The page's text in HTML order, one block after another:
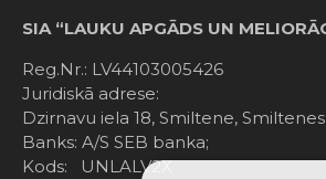
SIA “LAUKU APGĀDS UN
Reg.Nr.: LV44103005426
Juridiskā adrese:
Dzirnavu iela 18, Smiltene,
Banks: A/S SEB banka;
Kods: UNLALV2X